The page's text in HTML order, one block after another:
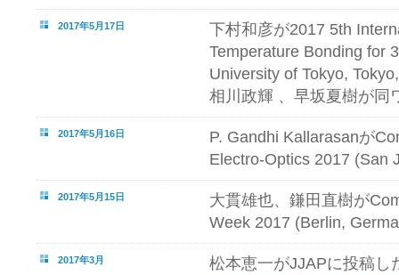
2017年5月17日
下村和彦が2017 5th
Temperature Bonding for
University of Tokyo,
相川政輝 、早坂夏樹が同
2017年5月16日
P. Gandhi Kallarasanが
Electro-Optics 2017 (San
2017年5月15日
大貫雄也、鎌田直樹が
Week 2017 (Berlin,
2017年3月
松本恵一がJJAPに投稿し